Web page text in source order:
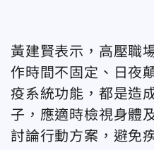
黃建賢表示，高壓職
作時間不固定、日夜
疫系統功能，都是造
子，應適時檢視身體
討論行動方案，避免